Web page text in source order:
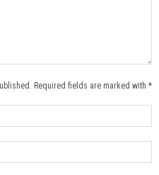
Required fields are marked with *